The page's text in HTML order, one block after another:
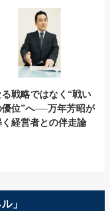
戦略ではなく“戦い
優位”へ──万年芳昭が
経営者との伴走論
」